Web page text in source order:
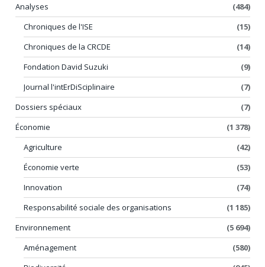
Analyses
(484)
Chroniques de l'ISE
(15)
Chroniques de la CRCDE
(14)
Fondation David Suzuki
(9)
Journal l'intErDiSciplinaire
(7)
Dossiers spéciaux
(7)
Économie
(1 378)
Agriculture
(42)
Économie verte
(53)
Innovation
(74)
Responsabilité sociale des organisations
(1 185)
Environnement
(5 694)
Aménagement
(580)